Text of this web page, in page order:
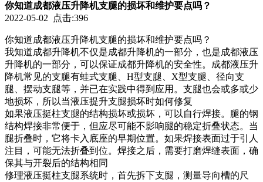
你知道成都液压升降机支腿的损坏和维护要点吗？
2022-05-02 点击:396
你知道成都液压升降机支腿的损坏和维护要点吗？
我知道成都升降机不仅是成都升降机的一部分，也是成都液压
升降机的一部分，可以保证成都升降机的安全性。成都液压升
降机常见的支腿有蛙式支腿、H型支腿、X型支腿、径向支
腿、摆动支腿等，并已在实践中得到应用。支腿也会或多或少
地损坏，所以当液压提升支腿损坏时如何修复
如果液压挺柱支腿的结构损坏或损坏，可以自行焊接。腿的钢
结构焊接非常便于，但应尽可能不影响腿的稳定折叠状态。当
腿折叠时，它将卡入底座的早期位置。如果焊接表面过于引人
注目，可能无法折叠到位。焊接之后，需要打磨焊缝表面，确
保其与开裂后的结构相同
修理液压挺柱支腿系统时，首先拆下支腿，测量导向槽的尺